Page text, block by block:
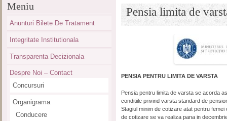
Pensia limita de
PENSIA PENTRU LIMITA DE VARSTA
Pensia pentru limita de varsta se acorda
conditiile privind varsta standard de
Stagiul minim de cotizare atat pentru
de cotizare se va realiza pana in
Meniu
Anunturi Bilete De Tratament
Integritate Institutionala
Transparenta Decizionala
Despre Noi – Contact
Concursuri
Organigrama
Conducere